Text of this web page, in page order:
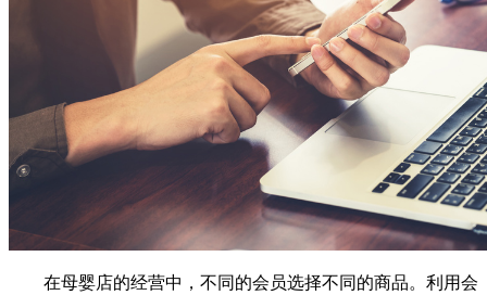
在母婴店的经营中，不同的会员选择不同的商品。利用会